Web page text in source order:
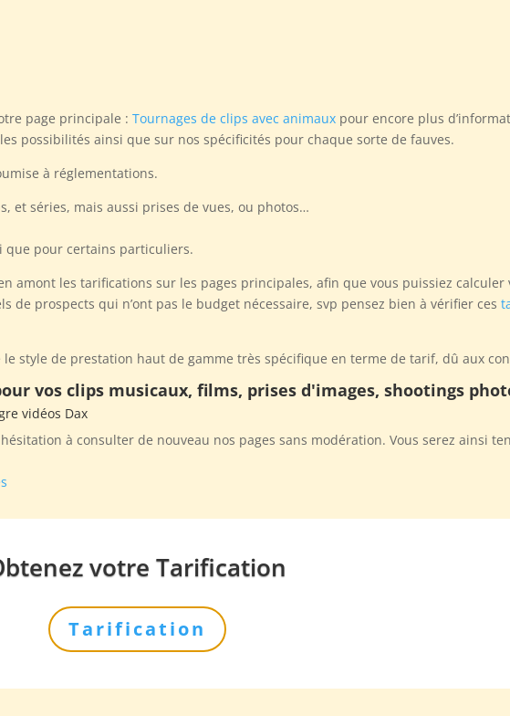
page principale :Tournages de clips avec animaux pour encore plus
possibilités ainsi que sur nos spécificités pour chaque sorte de fauves.
à réglementations.
et séries, mais aussi prises de vues, ou photos…
que pour certains particuliers.
amont les tarifications sur les pages principales, afin que vous puissiez
de prospects qui n’ont pas le budget nécessaire, svp pensez bien à vérifier ces
le style de prestation haut de gamme très spécifique en terme de tarif, dû aux
vos clips musicaux, films, prises d'images, shootings
vidéos Dax
à consulter de nouveau nos pages sans modération. Vous serez ainsi
votre Tarification
Tarification